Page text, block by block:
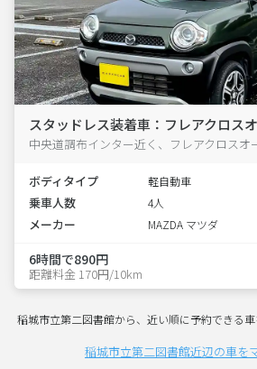
スタッドレス装着車：フレアクロス
中央道調布インター近く、フレアクロスオ
ボディタイプ 軽自動車
乗車人数 4人
メーカー MAZDA マツダ
6時間で890円
距離料金 170円/10km
稲城市立第二図書館から、近い順に予約できる車
稲城市立第二図書館近辺の車を